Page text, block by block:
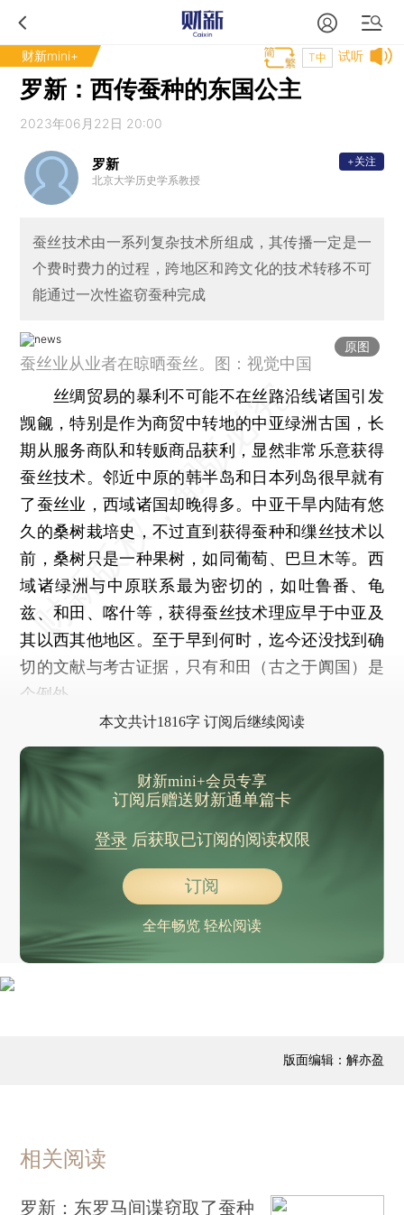
财新mini+ 试听
T中
罗新：西传蚕种的东国公主
2023年06月22日 20:00
罗新
北京大学历史学系教授
+关注
蚕丝技术由一系列复杂技术所组成，其传播一定是一
个费时费力的过程，跨地区和跨文化的技术转移不可
能通过一次性盗窃蚕种完成
原图
蚕丝业从业者在晾晒蚕丝。图：视觉中国
丝绸贸易的暴利不可能不在丝路沿线诸国引发
觊觎，特别是作为商贸中转地的中亚绿洲古国，长
期从服务商队和转贩商品获利，显然非常乐意获得
蚕丝技术。邻近中原的韩半岛和日本列岛很早就有
了蚕丝业，西域诸国却晚得多。中亚干旱内陆有悠
久的桑树栽培史，不过直到获得蚕种和缫丝技术以
前，桑树只是一种果树，如同葡萄、巴旦木等。西
域诸绿洲与中原联系最为密切的，如吐鲁番、龟
兹、和田、喀什等，获得蚕丝技术理应早于中亚及
其以西其他地区。至于早到何时，迄今还没找到确
切的文献与考古证据，只有和田（古之于阗国）是
个例外。
本文共计1816字 订阅后继续阅读
财新mini+会员专享
订阅后赠送财新通单篇卡
登录后获取已订阅的阅读权限
订阅
全年畅览 轻松阅读
版面编辑：解亦盈
相关阅读
罗新：东罗马间谍窃取了蚕种